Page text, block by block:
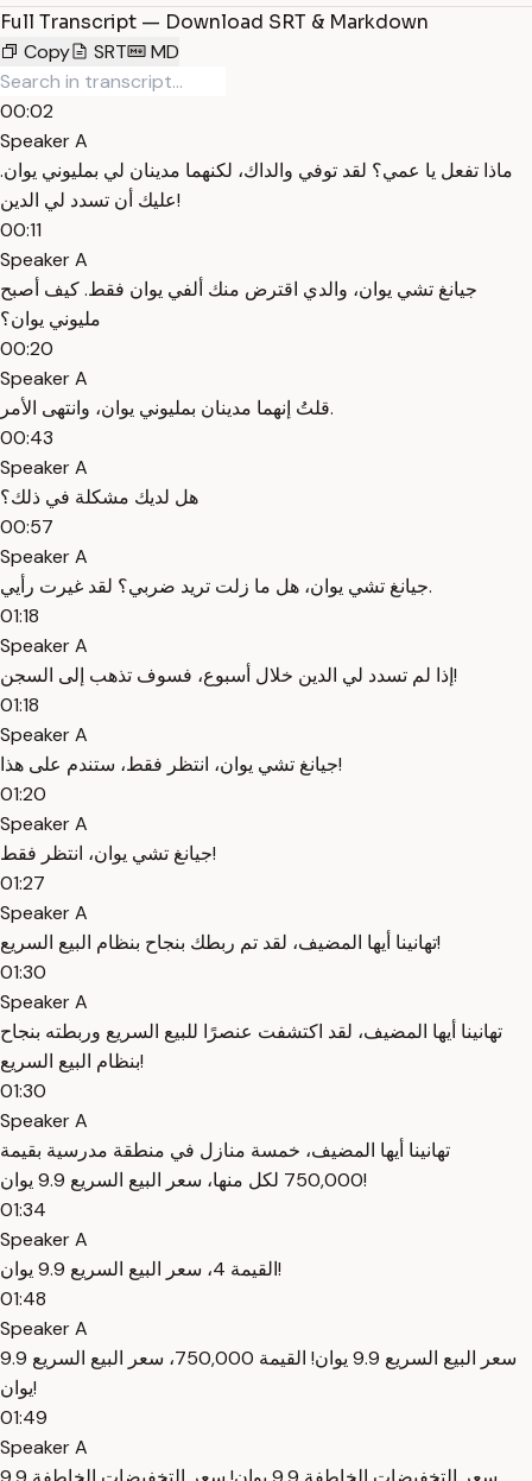
Full Transcript — Download SRT & Markdown
Copy
SRT MD
00:02
Speaker A
ماذا تفعل يا عمي؟ لقد توفي والداك، لكنهما مدينان لي بمليوني يوان.
عليك أن تسدد لي الدين!
00:11
Speaker A
جيانغ تشي يوان، والدي اقترض منك ألفي يوان فقط. كيف أصبح
مليوني يوان؟
00:20
Speaker A
قلتُ إنهما مدينان بمليوني يوان، وانتهى الأمر.
00:43
Speaker A
هل لديك مشكلة في ذلك؟
00:57
Speaker A
جيانغ تشي يوان، هل ما زلت تريد ضربي؟ لقد غيرت رأيي.
01:18
Speaker A
إذا لم تسدد لي الدين خلال أسبوع، فسوف تذهب إلى السجن!
01:18
Speaker A
جيانغ تشي يوان، انتظر فقط، ستندم على هذا!
01:20
Speaker A
جيانغ تشي يوان، انتظر فقط!
01:27
Speaker A
تهانينا أيها المضيف، لقد تم ربطك بنجاح بنظام البيع السريع!
01:30
Speaker A
تهانينا أيها المضيف، لقد اكتشفت عنصرًا للبيع السريع وربطته بنجاح
بنظام البيع السريع!
01:30
Speaker A
تهانينا أيها المضيف، خمسة منازل في منطقة مدرسية بقيمة
750,000 لكل منها، سعر البيع السريع 9.9 يوان!
01:34
Speaker A
القيمة 4، سعر البيع السريع 9.9 يوان!
01:48
Speaker A
سعر البيع السريع 9.9 يوان! القيمة 750,000، سعر البيع السريع 9.9
يوان!
01:49
Speaker A